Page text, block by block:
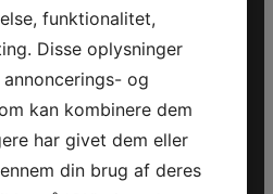
funktionalitet,
Disse oplysninger
og
kan kombinere dem
har givet dem eller
din brug af deres